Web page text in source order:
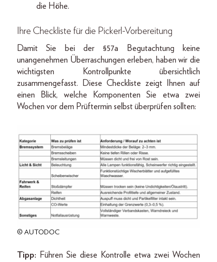
die Höhe.
Ihre Checkliste für die Pickerl-Vorbereitung
Damit Sie bei der §57a Begutachtung keine
unangenehmen Überraschungen erleben, haben wir die
wichtigsten Kontrollpunkte übersichtlich
zusammengefasst. Diese Checkliste zeigt Ihnen auf
einen Blick, welche Komponenten Sie etwa zwei
Wochen vor dem Prüftermin selbst überprüfen sollten:
© AUTODOC
Tipp: Führen Sie diese Kontrolle etwa zwei Wochen